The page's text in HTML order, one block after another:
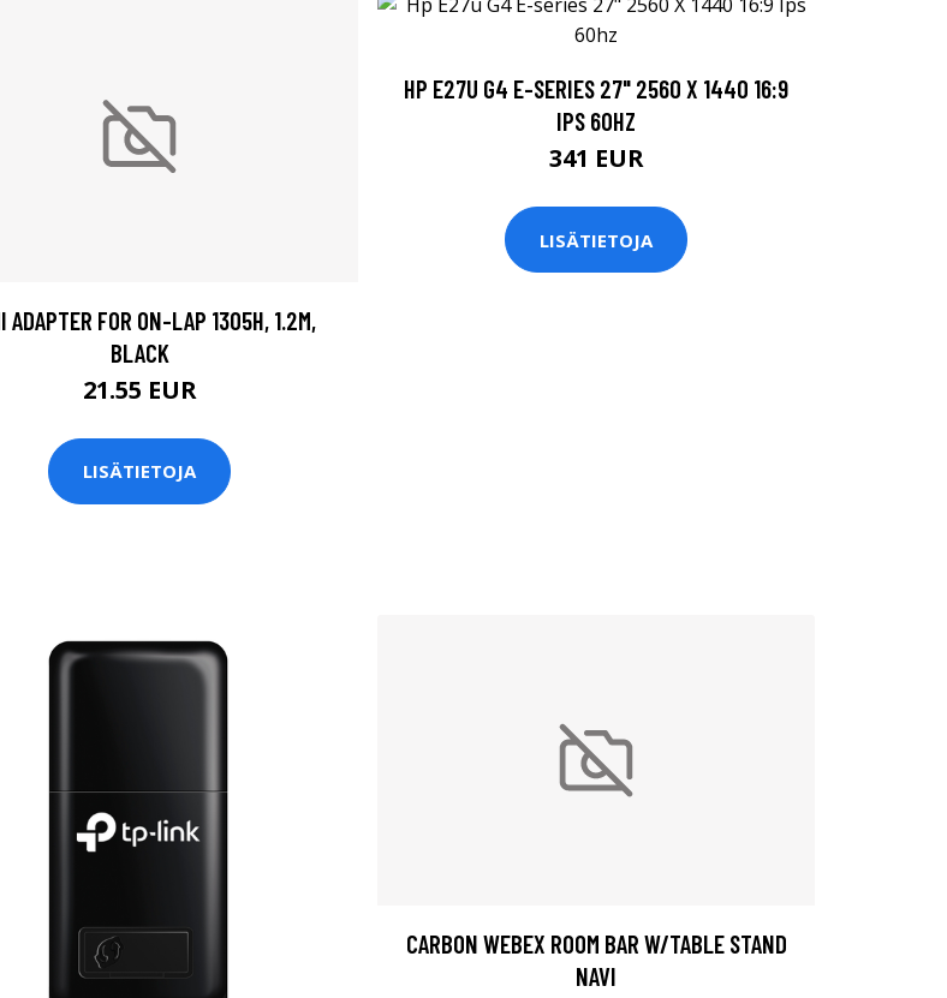
ADAPTER FOR ON-LAP 1305H, 1.2M,
BLACK
21.55 EUR
LISÄTIETOJA
HP E27U G4 E-SERIES 27" 2560 X 1440 16:9
IPS 60HZ
341 EUR
LISÄTIETOJA
CARBON WEBEX ROOM BAR W/TABLE STAND
NAVI